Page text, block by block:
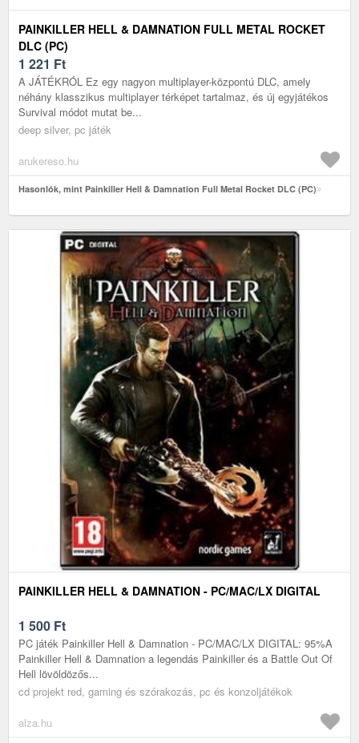
PAINKILLER HELL & DAMNATION FULL METAL ROCKET
DLC (PC)
1 221 Ft
A JÁTÉKRÓL Ez egy nagyon multiplayer-központú DLC, amely
néhány klasszikus multiplayer térképet tartalmaz, és új egyjátékos
Survival módot mutat be...
deep silver, pc játék
arukereso.hu
Hasonlók, mint Painkiller Hell & Damnation Full Metal Rocket DLC (PC)
PAINKILLER HELL & DAMNATION - PC/MAC/LX DIGITAL
1 500 Ft
PC játék Painkiller Hell & Damnation - PC/MAC/LX DIGITAL: 95%A
Painkiller Hell & Damnation a legendás Painkiller és a Battle Out Of
Hell lövöldözős...
cd projekt red, gaming és szórakozás, pc és konzoljátékok
alza.hu